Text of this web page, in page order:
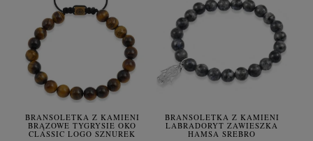
BRANSOLETKA Z KAMIENI
BRĄZOWE TYGRYSIE OKO
CLASSIC LOGO SZNUREK
BRANSOLETKA Z KAMIENI
LABRADORYT ZAWIESZKA
HAMSA SREBRO